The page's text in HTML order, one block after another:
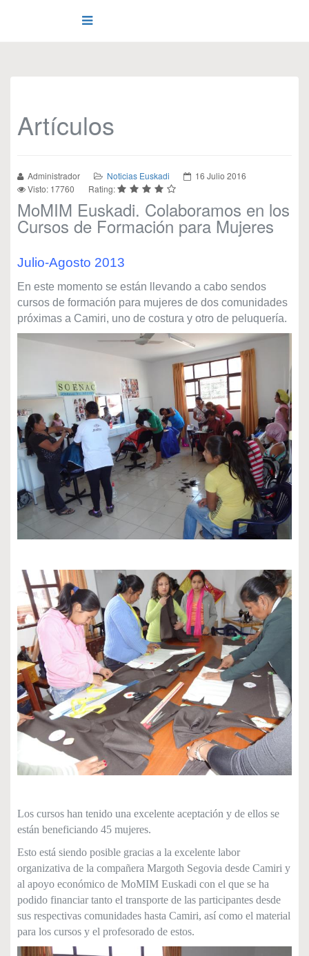
Artículos
Administrador Noticias Euskadi
16 Julio 2016
Visto: 17760
Rating:
MoMIM Euskadi. Colaboramos en los
Cursos de Formación para Mujeres
Julio-Agosto 2013
En este momento se están llevando a cabo sendos
cursos de formación para mujeres de dos comunidades
próximas a Camiri, uno de costura y otro de peluquería.
Los cursos han tenido una excelente aceptación y de ellos se
están beneficiando 45 mujeres.
Esto está siendo posible gracias a la excelente labor
organizativa de la compañera Margoth Segovia desde Camiri y
al apoyo económico de MoMIM Euskadi con el que se ha
podido financiar tanto el transporte de las participantes desde
sus respectivas comunidades hasta Camiri, así como el material
para los cursos y el profesorado de estos.